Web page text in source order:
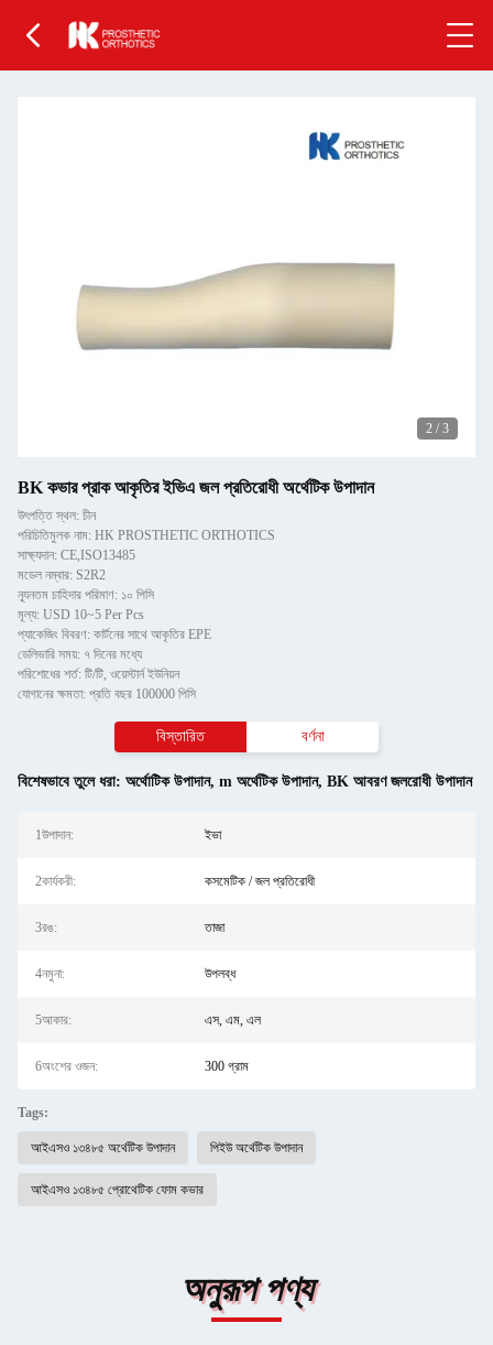
2 / 3
BK কভার প্রাক আকৃতির ইভিএ জল প্রতিরোধী অর্থেটিক উপাদান
উৎপত্তি স্থল: চীন
পরিচিতিমুলক নাম: HK PROSTHETIC ORTHOTICS
সাক্ষ্যদান: CE,ISO13485
মডেল নম্বার: S2R2
ন্যূনতম চাহিদার পরিমাণ: ১০ পিসি
মূল্য: USD 10~5 Per Pcs
প্যাকেজিং বিবরণ: কার্টনের সাথে আকৃতির EPE
ডেলিভারি সময়: ৭ দিনের মধ্যে
পরিশোধের শর্ত: টি/টি, ওয়েস্টার্ন ইউনিয়ন
যোগানের ক্ষমতা: প্রতি বছর 100000 পিসি
বিস্তারিত বর্ণনা
বিশেষভাবে তুলে ধরা: অর্থোটিক উপাদান, m অর্থেটিক উপাদান, BK আবরণ জলরোধী উপাদান
1উপাদান: ইভা
2কার্যকরী: কসমেটিক / জল প্রতিরোধী
3রঙ: তাজা
4নমুনা: উপলব্ধ
5আকার: এস, এম, এল
6অংশের ওজন: 300 গ্রাম
Tags:
আইএসও ১৩৪৮৫ অর্থেটিক উপাদান পিইউ অর্থেটিক উপাদান
আইএসও ১৩৪৮৫ প্রোথেটিক ফোম কভার
অনুরূপ পণ্য